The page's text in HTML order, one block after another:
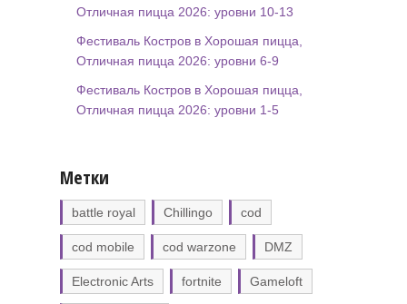
Отличная пицца 2026: уровни 10-13
Фестиваль Костров в Хорошая пицца,
Отличная пицца 2026: уровни 6-9
Фестиваль Костров в Хорошая пицца,
Отличная пицца 2026: уровни 1-5
Метки
battle royal Chillingo cod
cod mobile cod warzone DMZ
Electronic Arts fortnite Gameloft